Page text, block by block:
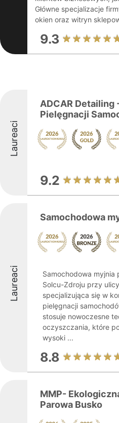
Główne specjalizacje
okien oraz witryn
9.3
Laureaci
ADCAR Detailing
Pielęgnacji
9.2
Laureaci
Samochodowa
Samochodowa
Solcu-Zdroju przy
specjalizująca się w
pielęgnacji
stosuje nowoczesne
oczyszczania, które
wysoki ...
8.8
MMP-
Parowa Busko